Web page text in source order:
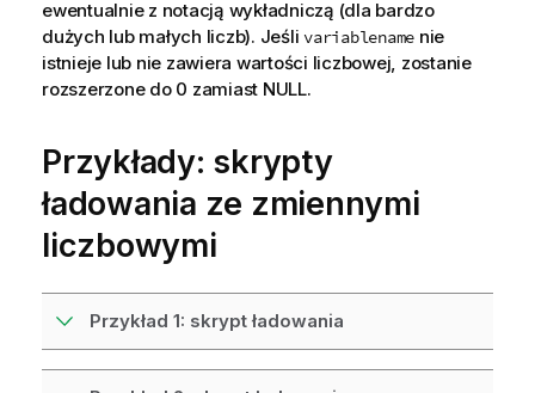
ewentualnie z notacją wykładniczą (dla bardzo
dużych lub małych liczb). Jeśli variablename nie
istnieje lub nie zawiera wartości liczbowej, zostanie
rozszerzone do 0 zamiast NULL.
Przykłady: skrypty
ładowania ze zmiennymi
liczbowymi
Przykład 1: skrypt ładowania